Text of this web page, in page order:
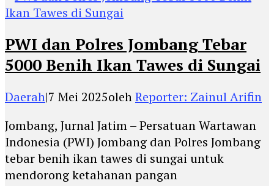
PWI dan Polres Jombang Tebar
5000 Benih Ikan Tawes di Sungai
Daerah|7 Mei 2025olehReporter: Zainul Arifin
Jombang, Jurnal Jatim – Persatuan Wartawan
Indonesia (PWI) Jombang dan Polres Jombang
tebar benih ikan tawes di sungai untuk
mendorong ketahanan pangan